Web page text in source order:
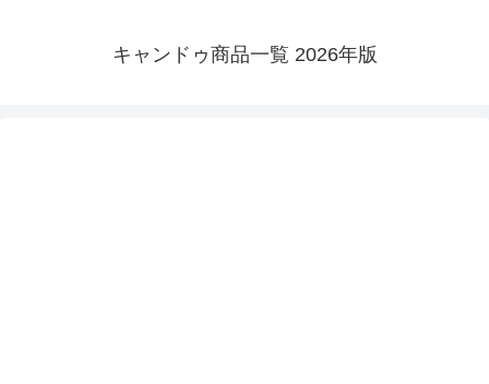
キャンドゥ商品一覧 2026年版